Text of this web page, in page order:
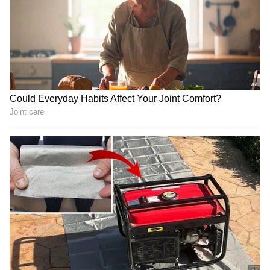
అప్పుడు వెంటనే ప్రేమ్ తాతయ్య మళ్ళీ మోసపోతున్నారు
అనడంతో లాస్య మనసులో ఏముందో తెలియదు ప్రేమ చెప్పే
మాటలు నమ్మాలి అంతే అని అంటాడు. అప్పుడు ప్రేమ్
ఎంత చెప్పినా వినిపించుకోకుండా పరంధామయ్య లాస్యను
గుడ్డిగా నమ్ముతాడు. పరంధామయ్య ఆ ఆస్తి పేపర్లు లాస్యకు
ఇచ్చి అందర్నీ కంటతడి పెట్టించి వేరు చేసిన ఇల్లు మాకు
అక్కర్లేదు నువ్వే ఉంచుకో అని చెప్పి అక్కడ నుంచి
వెళ్ళిపోతాడు. ఇప్పుడు శృతి అంకిత ఇద్దరూ లాస్యకు తన
మాటలతో తగిన విధంగా బుద్ధి చెప్పి అక్కడ నుంచి
వెళ్ళిపోతారు. ప్రపంచయాత్రకుల్లా సామాన్లు మోసుకుంటూ
నడుచుకుంటూ వెళుతున్నామే తప్ప ఎంతకీ మీ ఇల్లు
రావడం లేదండి అని సామ్రాట్ తులసి ఇద్దరు నవ్వుకుంటూ
మాట్లాడుకుంటూ వెళ్తూ ఉంటారు.